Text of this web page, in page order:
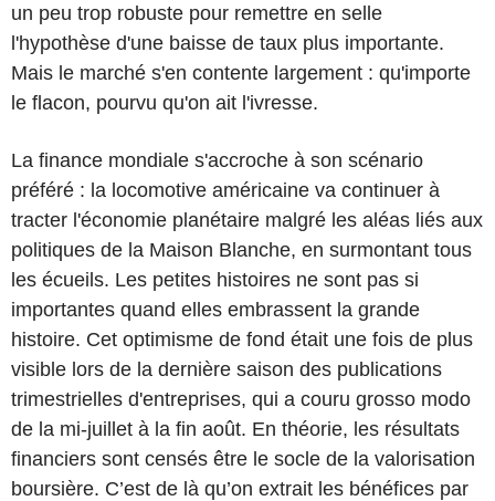
un peu trop robuste pour remettre en selle
l'hypothèse d'une baisse de taux plus importante.
Mais le marché s'en contente largement : qu'importe
le flacon, pourvu qu'on ait l'ivresse.
La finance mondiale s'accroche à son scénario
préféré : la locomotive américaine va continuer à
tracter l'économie planétaire malgré les aléas liés aux
politiques de la Maison Blanche, en surmontant tous
les écueils. Les petites histoires ne sont pas si
importantes quand elles embrassent la grande
histoire. Cet optimisme de fond était une fois de plus
visible lors de la dernière saison des publications
trimestrielles d'entreprises, qui a couru grosso modo
de la mi-juillet à la fin août. En théorie, les résultats
financiers sont censés être le socle de la valorisation
boursière. C’est de là qu’on extrait les bénéfices par